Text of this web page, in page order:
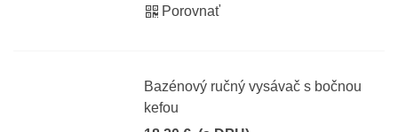
Porovnať
Bazénový ručný vysávač s bočnou
kefou